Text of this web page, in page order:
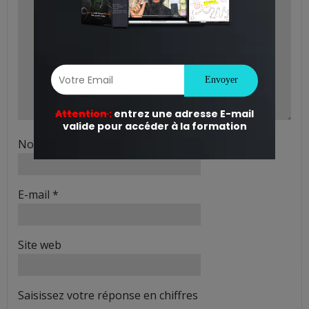
Nom
E-mail *
Site web
Saisissez votre réponse en chiffres